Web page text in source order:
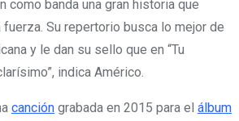
como banda una gran historia que
fuerza. Su repertorio busca lo mejor de
y le dan su sello que en “Tu
indica Américo.
canción grabada en 2015 para el álbum